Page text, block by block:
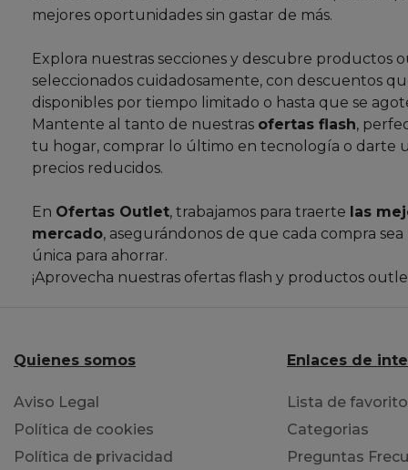
mejores oportunidades sin gastar de más.
Explora nuestras secciones y descubre productos
seleccionados cuidadosamente, con descuentos
disponibles por tiempo limitado o hasta que se
Mantente al tanto de nuestras ofertas flash,
tu hogar, comprar lo último en tecnología o darte
precios reducidos.
En Ofertas Outlet, trabajamos para traerte las
mercado, asegurándonos de que cada compra
única para ahorrar.
¡Aprovecha nuestras ofertas flash y productos
Quienes somos
Aviso Legal
Política de cookies
Política de privacidad
Enlaces de
Lista de
Categorias
Preguntas